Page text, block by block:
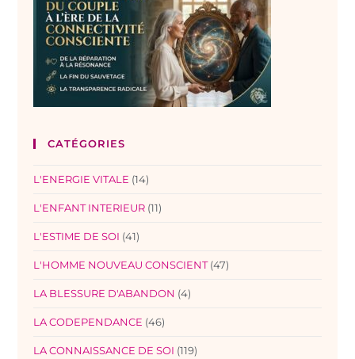
CATÉGORIES
L'ENERGIE VITALE (14)
L'ENFANT INTERIEUR (11)
L'ESTIME DE SOI (41)
L'HOMME NOUVEAU CONSCIENT (47)
LA BLESSURE D'ABANDON (4)
LA CODEPENDANCE (46)
LA CONNAISSANCE DE SOI (119)